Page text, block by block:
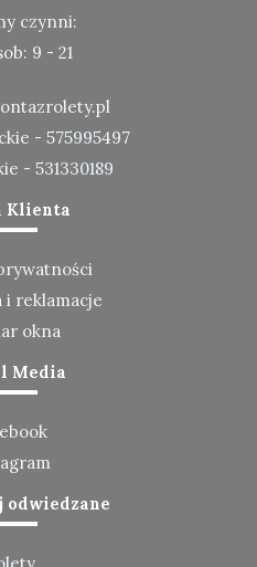
czynni:
9 - 21
- 575995497
- 531330189
Klienta
i reklamacje
okna
Media
odwiedzane